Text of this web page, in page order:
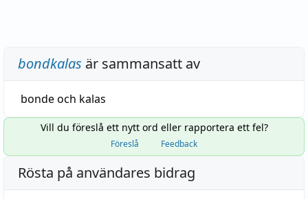
bondkalas är sammansatt av
bondeoch kalas
Vill du föreslå ett nytt ord eller rapportera ett fel?
Föreslå Feedback
Rösta på användares bidrag